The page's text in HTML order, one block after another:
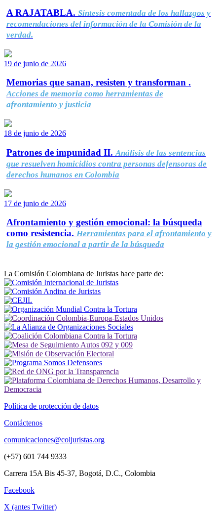
A RAJATABLA. Síntesis comentada de los hallazgos y
recomendaciones del información de la Comisión de la
verdad.
19 de junio de 2026
Memorias que sanan, resisten y transforman .
Acciones de memoria como herramientas de
afrontamiento y justicia
18 de junio de 2026
Patrones de impunidad II. Análisis de las sentencias
que resuelven homicidios contra personas defensoras de
derechos humanos en Colombia
17 de junio de 2026
Afrontamiento y gestión emocional: la búsqueda
como resistencia. Herramientas para el afrontamiento y
la gestión emocional a partir de la búsqueda
La Comisión Colombiana de Juristas hace parte de:
Política de protección de datos
Contáctenos
comunicaciones@coljuristas.org
(+57) 601 744 9333
Carrera 15A Bis 45-37, Bogotá, D.C., Colombia
Facebook
X (antes Twitter)